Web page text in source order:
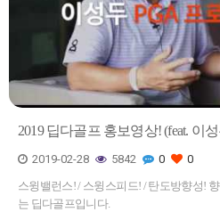
2019 딥다골프 홍보영상! (feat. 이
2019-02-28 5842 0
0
스윙밸런스! / 스윙스피드! / 탄도방향성!
는 딥다골프입니다.